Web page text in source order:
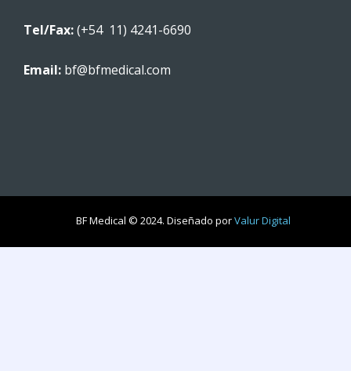
Tel/Fax:(+54 11) 4241-6690
Email: bf@bfmedical.com
BF Medical © 2024. Diseñado porValur Digital